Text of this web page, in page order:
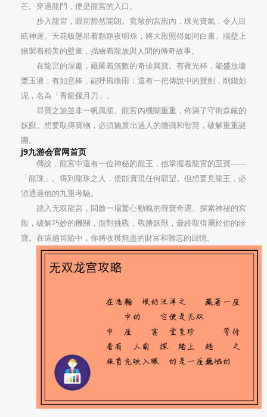
芒。穿過龍門，便是龍宮的入口。
步入龍宮，眼前豁然開朗。寬敞的宮殿內，珠光寶氣，令人目
眩神迷。天花板懸吊着顆顆夜明珠，將大殿照得如同白晝。牆壁上
繪製着精美的壁畫，描繪着龍族與人間的傳奇故事。
在龍宮的深處，藏匿着無數的奇珍異寶。有夜光杯，能盛放瓊
漿玉液；有如意棒，能呼風喚雨；還有一把傳說中的寶劍，削鐵如
泥，名為「青龍偃月刀」。
尋寶之旅並非一帆風順。龍宮內機關重重，佈滿了守衛森嚴的
妖獸。想要取得寶物，必須施展出過人的膽識和智慧，破解重重謎
團。
j9九游会官网首页
傳說，龍宮中還有一位神秘的龍王，他掌握着龍宮的至寶——
「龍珠」。得到龍珠之人，便能實現任何願望。但想要見龍王，必
須通過他的九重考驗。
踏入无双龍宮，開啟一場驚心動魄的尋寶奇遇。探索神秘的宮
殿，破解巧妙的機關，面對挑戰，戰勝妖獸，最終取得屬於你的珍
寶。在這趟冒險中，你將收穫無盡的財富和難忘的回憶。